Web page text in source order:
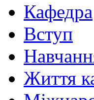
Кафедра
Вступ
Життя